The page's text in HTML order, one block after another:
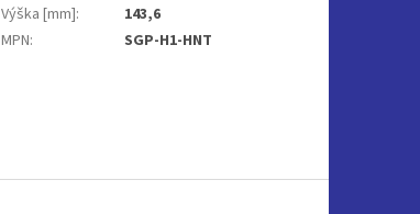
Výška [mm]:
143,6
MPN: SGP-H1-HNT